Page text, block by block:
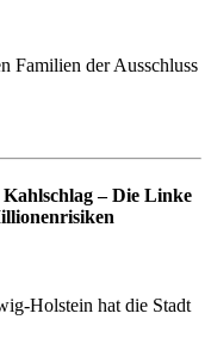
Familien der Ausschluss
– Die Linke
Holstein hat die Stadt